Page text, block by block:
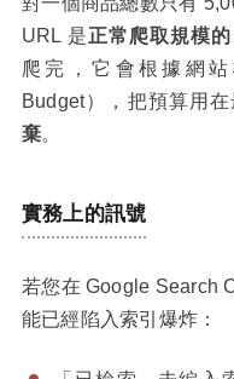
URL 是正常爬取規模
爬完，它會根據網
Budget），把預算用
棄。
實務上的訊號
若您在 Google Search
能已經陷入索引爆炸：